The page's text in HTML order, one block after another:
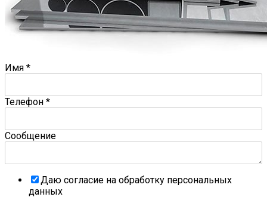
Имя *
Телефон *
Сообщение
Даю согласие на обработку персональных
данных